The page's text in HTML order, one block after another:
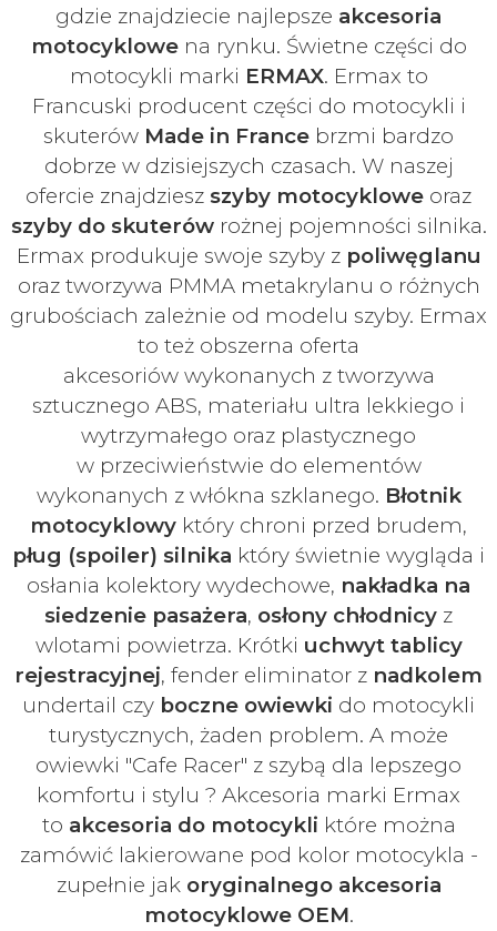
gdzie znajdziecie najlepsze akcesoria
motocyklowena rynku. Świetne części do
motocykli marki ERMAX. Ermax to
Francuski producent części do motocykli i
skuterów Made in France brzmi bardzo
dobrze w dzisiejszych czasach. W naszej
ofercie znajdziesz szyby motocyklowe oraz
szyby do skuterówrożnej pojemności silnika.
Ermax produkuje swoje szyby z poliwęglanu
oraz tworzywa PMMA metakrylanu o różnych
grubościach zależnie od modelu szyby. Ermax
to też obszerna oferta
akcesoriów wykonanych z tworzywa
sztucznego ABS, materiału ultra lekkiego i
wytrzymałego oraz plastycznego
w przeciwieństwie do elementów
wykonanych z włókna szklanego. Błotnik
motocyklowy który chroni przed brudem,
pług (spoiler) silnika który świetnie wygląda i
osłania kolektory wydechowe, nakładka na
siedzenie pasażera, osłony chłodnicy z
wlotami powietrza. Krótki uchwyt tablicy
rejestracyjnej, fender eliminator z nadkolem
undertail czy boczne owiewki do motocykli
turystycznych, żaden problem. A może
owiewki "Cafe Racer" z szybą dla lepszego
komfortu i stylu ? Akcesoria marki Ermax
to akcesoria do motocykli które można
zamówić lakierowane pod kolor motocykla -
zupełnie jak oryginalnego akcesoria
motocyklowe OEM.